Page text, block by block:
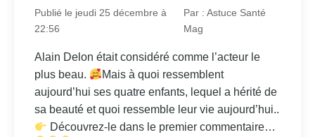
Publié le jeudi 25 décembre à
22:56
Par : Astuce Santé
Mag
Alain Delon était considéré comme l’acteur le
plus beau.
Mais à quoi ressemblent
aujourd’hui ses quatre enfants, lequel a hérité de
sa beauté et quoi ressemble leur vie aujourd’hui..
Découvrez-le dans le premier commentaire…